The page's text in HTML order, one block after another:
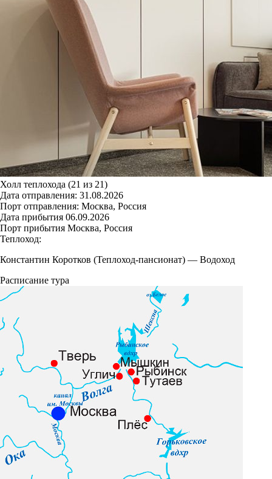
Холл теплохода (21 из 21)
Дата отправления: 31.08.2026
Порт отправления: Москва, Россия
Дата прибытия 06.09.2026
Порт прибытия Москва, Россия
Теплоход:
Константин Коротков (Теплоход-пансионат) — Водоход
Расписание тура